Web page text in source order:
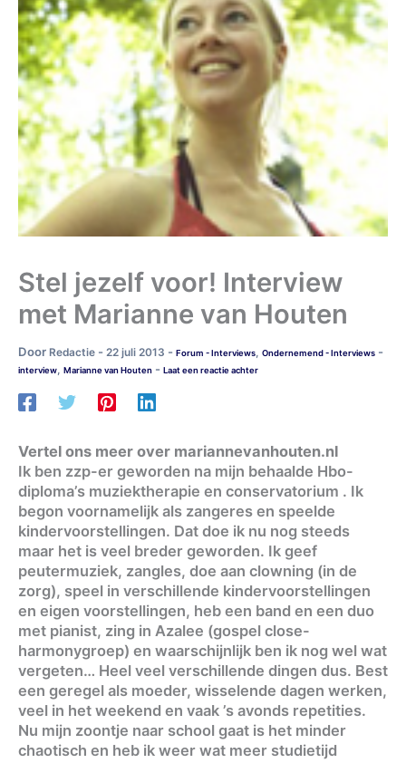
Stel jezelf voor! Interview
met Marianne van Houten
Door Redactie - 22 juli 2013 - Forum - Interviews, Ondernemend - Interviews -
interview, Marianne van Houten - Laat een reactie achter
Vertel ons meer over mariannevanhouten.nl
Ik ben zzp-er geworden na mijn behaalde Hbo-
diploma’s muziektherapie en conservatorium . Ik
begon voornamelijk als zangeres en speelde
kindervoorstellingen. Dat doe ik nu nog steeds
maar het is veel breder geworden. Ik geef
peutermuziek, zangles, doe aan clowning (in de
zorg), speel in verschillende kindervoorstellingen
en eigen voorstellingen, heb een band en een duo
met pianist, zing in Azalee (gospel close-
harmonygroep) en waarschijnlijk ben ik nog wel wat
vergeten… Heel veel verschillende dingen dus. Best
een geregel als moeder, wisselende dagen werken,
veel in het weekend en vaak ’s avonds repetities.
Nu mijn zoontje naar school gaat is het minder
chaotisch en heb ik weer wat meer studietijd